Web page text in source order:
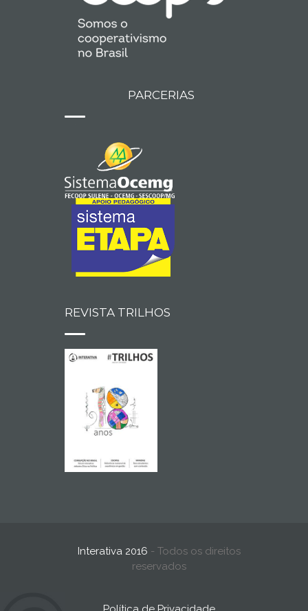
PARCERIAS
REVISTA TRILHOS
Interativa 2016 - Todos os direitos
reservados